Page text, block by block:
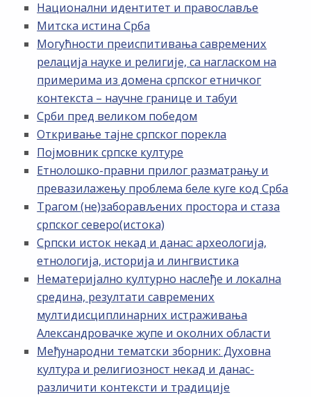
Национални идентитет и православље
Митска истина Срба
Могућности преиспитивања савремених
релација науке и религије, са нагласком на
примерима из домена српског етничког
контекста – научне границе и табуи
Срби пред великом победом
Откривање тајне српског порекла
Појмовник српске културе
Етнолошко-правни прилог разматрању и
превазилажењу проблема беле куге код Срба
Трагом (не)заборављених простора и стаза
српског северо(истока)
Српски исток некад и данас: археологија,
етнологија, историја и лингвистика
Нематеријално културно наслеђе и локална
средина, резултати савремених
мултидисциплинарних истраживања
Александровачке жупе и околних области
Међународни тематски зборник: Духовна
култура и религиозност некад и данас-
различити контексти и традиције